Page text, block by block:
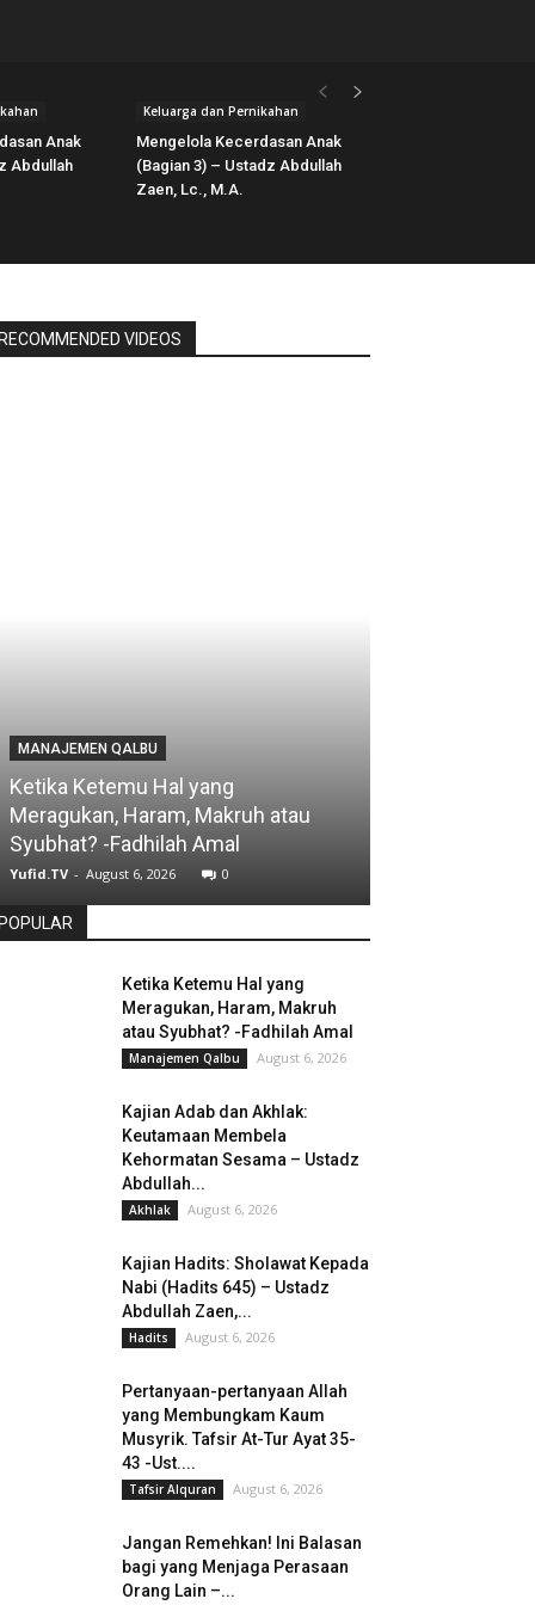
Anak
Abdullah
Keluarga dan Pernikahan
Mengelola Kecerdasan Anak
(Bagian 3) – Ustadz Abdullah
Zaen, Lc., M.A.
RECOMMENDED VIDEOS
MANAJEMEN QALBU
Ketika Ketemu Hal yang
Meragukan, Haram, Makruh atau
Syubhat? -Fadhilah Amal
Yufid.TV - August 6, 2026 0
POPULAR
Ketika Ketemu Hal yang
Meragukan, Haram, Makruh
atau Syubhat? -Fadhilah Amal
Manajemen Qalbu August 6, 2026
Kajian Adab dan Akhlak:
Keutamaan Membela
Kehormatan Sesama – Ustadz
Abdullah...
Akhlak August 6, 2026
Kajian Hadits: Sholawat Kepada
Nabi (Hadits 645) – Ustadz
Abdullah Zaen,...
Hadits August 6, 2026
Pertanyaan-pertanyaan Allah
yang Membungkam Kaum
Musyrik. Tafsir At-Tur Ayat 35-
43 -Ust....
Tafsir Alquran August 6, 2026
Jangan Remehkan! Ini Balasan
bagi yang Menjaga Perasaan
Orang Lain –...